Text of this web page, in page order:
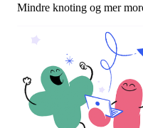
Mindre knoting og mer